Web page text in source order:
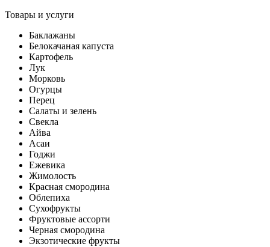
Товары и услуги
Баклажаны
Белокачаная капуста
Картофель
Лук
Морковь
Огурцы
Перец
Салаты и зелень
Свекла
Айва
Асаи
Годжи
Ежевика
Жимолость
Красная смородина
Облепиха
Сухофрукты
Фруктовые ассорти
Черная смородина
Экзотические фрукты